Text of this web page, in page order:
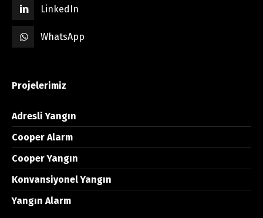
LinkedIn
WhatsApp
Projelerimiz
Adresli Yangın
Cooper Alarm
Cooper Yangın
Konvansiyonel Yangın
Yangın Alarm